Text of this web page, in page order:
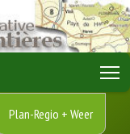
Plan-Regio + Weer